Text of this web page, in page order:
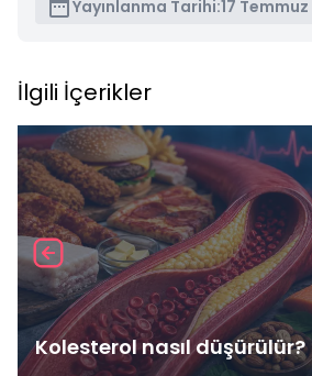
Yayınlanma Tarihi:17 Temmuz
İlgili İçerikler
Kolesterol nasıl düşürülür?